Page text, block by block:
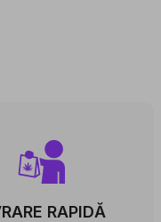
RAPIDĂ